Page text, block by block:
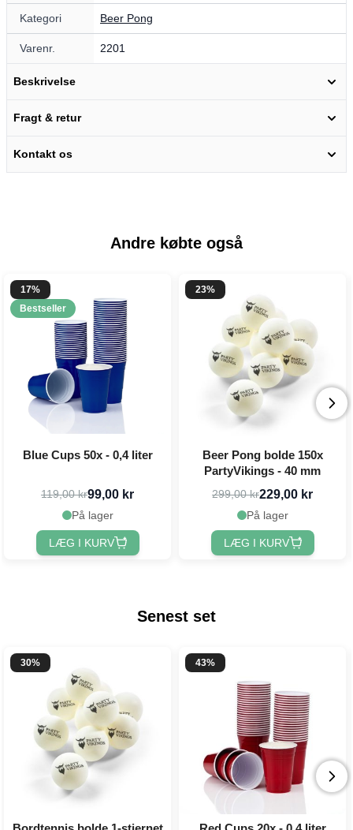
Kategori Beer Pong
Varenr. 2201
Beskrivelse
Fragt & retur
Kontakt os
Andre købte også
17%
Bestseller
Blue Cups 50x - 0,4 liter
119,00 kr99,00 kr
På lager
LÆG I KURV
23%
Beer Pong bolde 150x
PartyVikings - 40 mm
299,00 kr229,00 kr
På lager
LÆG I KURV
Senest set
30% 43%